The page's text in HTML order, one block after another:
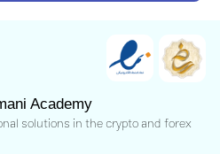
Academy
solutions in the crypto and forex